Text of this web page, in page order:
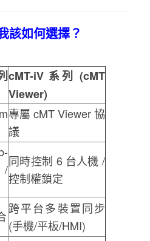
該如何選擇？
cMT-iV 系列 (cMT
Viewer)
專屬 cMT Viewer 協
議
/
同時控制 6 台人機 /
控制權鎖定
跨平台多裝置同步
(手機/平板/HMI)